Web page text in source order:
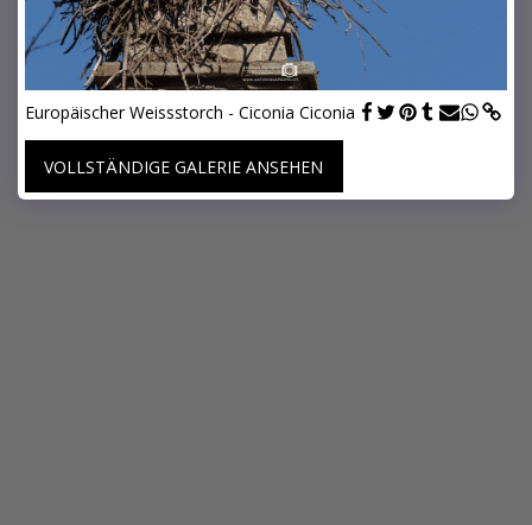
Europäischer Weissstorch - Ciconia Ciconia
VOLLSTÄNDIGE GALERIE ANSEHEN